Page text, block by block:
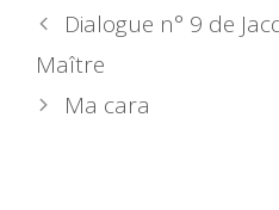
Dialogue n° 9 de
Maître
Ma cara